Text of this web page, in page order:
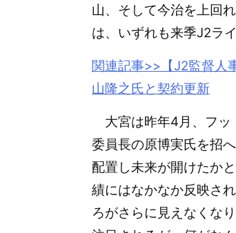
山、そして今治を上回
は、いずれも来季J2ラ
関連記事>>【J2監督人
山隆之氏と契約更新
大宮は昨年4月、フッ
委員長の原博実氏を招
配置し未来が開けたか
績にはなかなか反映さ
ろがさらに見えなくな